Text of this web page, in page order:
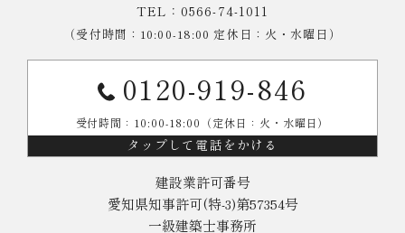
TEL：0566-74-1011
（受付時間：10:00-18:00 定休日：火・水曜日）
0120-919-846
受付時間：10:00-18:00（定休日：火・水曜日）
タップして電話をかける
建設業許可番号
愛知県知事許可(特-3)第57354号
一級建築士事務所